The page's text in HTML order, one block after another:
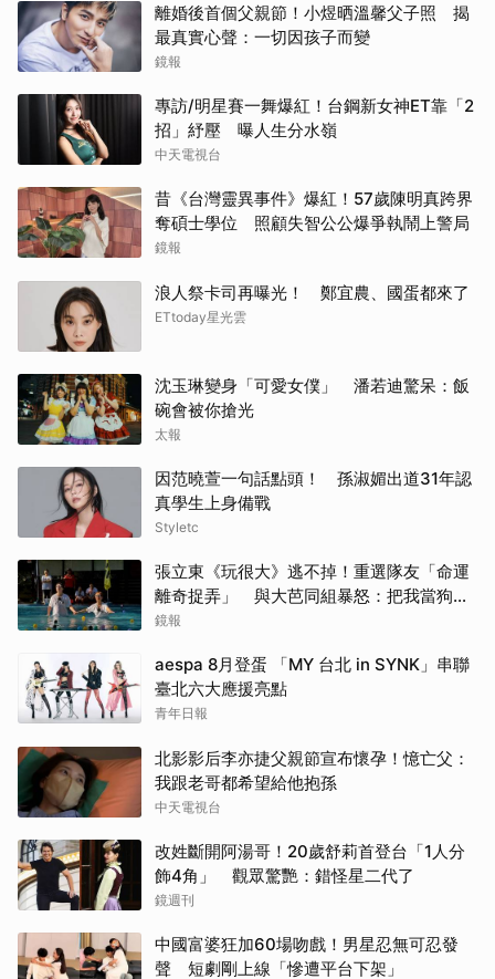
離婚後首個父親節！小煜晒溫馨父子照 揭
最真實心聲：一切因孩子而變
鏡報
專訪/明星賽一舞爆紅！台鋼新女神ET靠「2
招」紓壓 曝人生分水嶺
中天電視台
昔《台灣靈異事件》爆紅！57歲陳明真跨界
奪碩士學位 照顧失智公公爆爭執鬧上警局
鏡報
浪人祭卡司再曝光！ 鄭宜農、國蛋都來了
ETtoday星光雲
沈玉琳變身「可愛女僕」 潘若迪驚呆：飯
碗會被你搶光
太報
因范曉萱一句話點頭！ 孫淑媚出道31年認
真學生上身備戰
Styletc
張立東《玩很大》逃不掉！重選隊友「命運
離奇捉弄」 與大芭同組暴怒：把我當狗使
喚嗎
鏡報
aespa 8月登蛋 「MY 台北 in SYNK」串聯
臺北六大應援亮點
青年日報
北影影后李亦捷父親節宣布懷孕！憶亡父：
我跟老哥都希望給他抱孫
中天電視台
改姓斷開阿湯哥！20歲舒莉首登台「1人分
飾4角」 觀眾驚艷：錯怪星二代了
鏡週刊
中國富婆狂加60場吻戲！男星忍無可忍發
聲 短劇剛上線「慘遭平台下架」